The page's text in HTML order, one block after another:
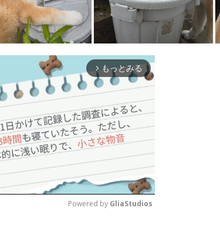
arrow_forward_ios もっとみる
Powered by GliaStudios